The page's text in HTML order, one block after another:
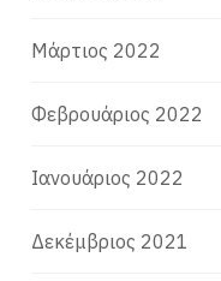
Μάρτιος 2022
Φεβρουάριος 2022
Ιανουάριος 2022
Δεκέμβριος 2021